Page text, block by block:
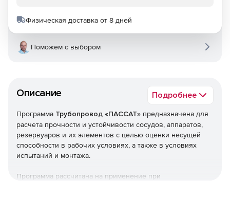
Описание Подробнее
Программа Трубопровод «ПАССАТ» предназначена для
расчета прочности и устойчивости сосудов, аппаратов,
резервуаров и их элементов с целью оценки несущей
способности в рабочих условиях, а также в условиях
испытаний и монтажа.
Программа рассчитана на применение при
Физическая доставка от 8 дней
Поможем с выбором